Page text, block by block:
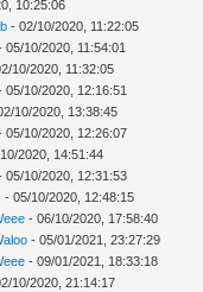
10:25:06
- 02/10/2020, 11:22:05
05/10/2020, 11:54:01
10/2020, 11:32:05
05/10/2020, 12:16:51
10/2020, 13:38:45
05/10/2020, 12:26:07
2020, 14:51:44
05/10/2020, 12:31:53
- 05/10/2020, 12:48:15
- 06/10/2020, 17:58:40
- 05/01/2021, 23:27:29
- 09/01/2021, 18:33:18
10/2020, 21:14:17